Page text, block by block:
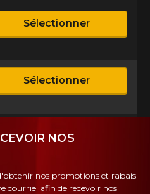
Sélectionner
Sélectionner
NOS
nos promotions et rabais
courriel afin de recevoir nos